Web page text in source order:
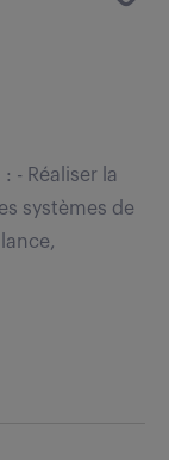
- Réaliser la
systèmes de